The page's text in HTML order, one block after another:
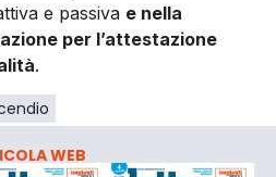
e passiva e nella
per l’attestazione
.
WEB